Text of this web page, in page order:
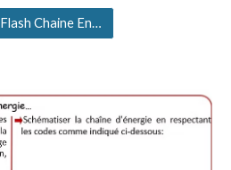
Techno Flash Chaine Energie